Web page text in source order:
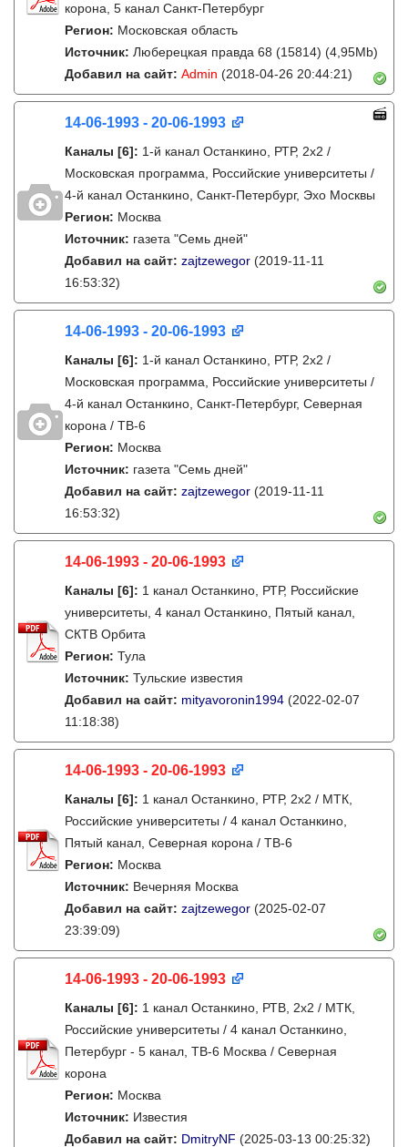
корона, 5 канал Санкт-Петербург
Регион: Московская область
Источник: Люберецкая правда 68 (15814) (4,95Mb)
Добавил на сайт: Admin (2018-04-26 20:44:21)
14-06-1993 - 20-06-1993
Каналы [6]: 1-й канал Останкино, РТР, 2х2 /
Московская программа, Российские университеты /
4-й канал Останкино, Санкт-Петербург, Эхо Москвы
Регион: Москва
Источник: газета "Семь дней"
Добавил на сайт: zajtzewegor (2019-11-11
16:53:32)
14-06-1993 - 20-06-1993
Каналы [6]: 1-й канал Останкино, РТР, 2х2 /
Московская программа, Российские университеты /
4-й канал Останкино, Санкт-Петербург, Северная
корона / ТВ-6
Регион: Москва
Источник: газета "Семь дней"
Добавил на сайт: zajtzewegor (2019-11-11
16:53:32)
14-06-1993 - 20-06-1993
Каналы [6]: 1 канал Останкино, РТР, Российские
университеты, 4 канал Останкино, Пятый канал,
СКТВ Орбита
Регион: Тула
Источник: Тульские известия
Добавил на сайт: mityavoronin1994 (2022-02-07
11:18:38)
14-06-1993 - 20-06-1993
Каналы [6]: 1 канал Останкино, РТР, 2х2 / МТК,
Российские университеты / 4 канал Останкино,
Пятый канал, Северная корона / ТВ-6
Регион: Москва
Источник: Вечерняя Москва
Добавил на сайт: zajtzewegor (2025-02-07
23:39:09)
14-06-1993 - 20-06-1993
Каналы [6]: 1 канал Останкино, РТВ, 2х2 / МТК,
Российские университеты / 4 канал Останкино,
Петербург - 5 канал, ТВ-6 Москва / Северная
корона
Регион: Москва
Источник: Известия
Добавил на сайт: DmitryNF (2025-03-13 00:25:32)